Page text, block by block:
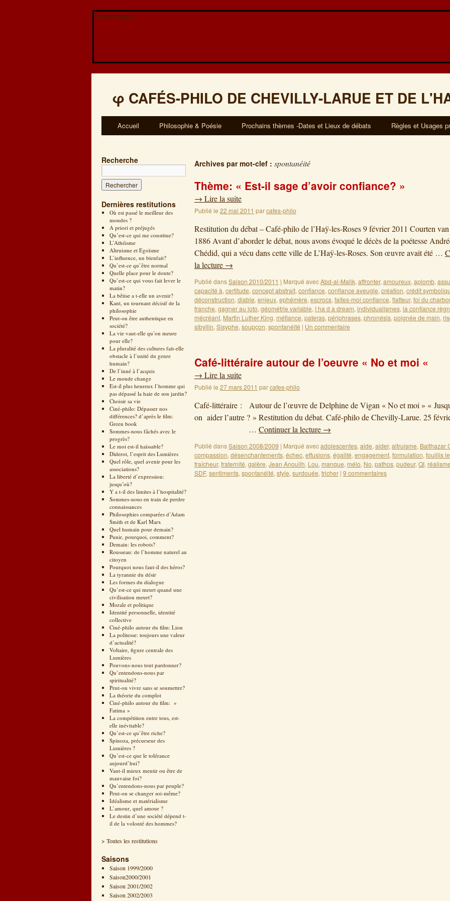
Veuillez patienter...
φ CAFÉS-PHILO DE CHEVILLY-LARUE ET DE
Accueil Philosophie & Poésie Prochains thèmes -Dates et Lieux de débats Règles et Usages
Recherche
Dernières restitutions
Où est passé le meilleur des
mondes ?
A priori et préjugés
Qu’est-ce qui me constitue?
L’Athéisme
Altruisme et Egoïsme
L’influence, un bienfait?
Qu’est-ce qu’être normal
Quelle place pour le doute?
Qu’est-ce qui vous fait lever le
matin?
La bêtise a t-elle un avenir?
Kant, un tournant décisif de la
philosophie
Peut-on être authentique en
société?
La vie vaut-elle qu’on meure
pour elle?
La pluralité des cultures fait-elle
obstacle à l’unité du genre
humain?
De l’inné à l’acquis
Le monde change
Est-il plus heureux l’homme qui
pas dépassé la haie de son jardin?
Choisir sa vie
Ciné-philo: Dépasser nos
différences? d’après le film:
Green book
Sommes-nous fâchés avec le
progrès?
Le moi est-il haïssable?
Diderot, l’esprit des Lumières
Quel rôle, quel avenir pour les
associations?
La liberté d’expression:
jusqu’où?
Y a t-il des limites à l’hospitalité?
Sommes-nous en train de perdre
connaissances
Philosophies comparées d’Adam
Smith et de Karl Marx
Quel humain pour demain?
Punir, pourquoi, comment?
Demain: les robots?
Rousseau: de l’homme naturel au
citoyen
Pourquoi nous faut-il des héros?
La tyrannie du désir
Les formes du dialogue
Qu’est-ce qui meurt quand une
civilisation meurt?
Morale et politique
Identité personnelle, identité
collective
Ciné-philo autour du film: Lion
La politesse: toujours une valeur
d’actualité?
Voltaire, figure centrale des
Lumières
Pouvons-nous tout pardonner?
Qu’entendons-nous par
spiritualité?
Peut-on vivre sans se soumettre?
La théorie du complot
Ciné-philo autour du film: »
Fatima »
La compétition entre tous, est-
elle inévitable?
Qu’est-ce qu’être riche?
Spinoza, précurseur des
Lumières ?
Qu’est-ce que le tolérance
aujourd’hui?
Vaut-il mieux mentir ou être de
mauvaise foi?
Qu’entendons-nous par peuple?
Peut-on se changer soi-même?
Idéalisme et matérialisme
L’amour, quel amour ?
Le destin d’une société dépend t-
il de la volonté des hommes?
> Toutes les restitutions
Saisons
Saison 1999/2000
Saison2000/2001
Saison 2001/2002
Saison 2002/2003
Archives par mot-clef : spontanéité
Thème: « Est-il sage d’avoir confiance? »
→ Lire la suite
Publié le 22 mai 2011 parcafes-philo
Restitution du débat – Café-philo de l’Haÿ-les-Roses 9 février 2011 Courten
1886 Avant d’aborder le débat, nous avons évoqué le décès de la poétesse
Chédid, qui a vécu dans cette ville de L’Haÿ-les-Roses. Son œuvre avait été …
la lecture →
Publié dansSaison 2010/2011 | Marqué avecAbd-al-Malik, affronter, amoureux, aplomb,
capacité à, certitude, concept abstrait, confiance, confiance aveugle, création, crédit
déconstruction, diable, enjeux, ephémère, escrocs, faites-moi confiance, flatteur, foi du
franche, gagner au loto, géométrie variable, I ha d a dream, individualismes, la confiance
mécréant, Martin Luther King, méfiance, pateras, périphrases, phronésis, poignée de main,
sibyllin, Sisyphe, soupçon, spontanéité | Un commentaire
Café-littéraire autour de l’oeuvre « No et moi «
→ Lire la suite
Publié le 27 mars 2011 parcafes-philo
Café-littéraire : Autour de l’œuvre de Delphine de Vigan « No et moi » «
on aider l’autre ? » Restitution du débat. Café-philo de Chevilly-Larue. 25
… Continuer la lecture →
Publié dansSaison 2008/2009 | Marqué avecadolescentes, aide, aider, altruisme, Balthazar
compassion, désenchantements, échec, effusions, égalité, engagement, formulation, fouillis
fraîcheur, fraternité, galère, Jean Anouilh, Lou, manque, mélo, No, pathos, pudeur, QI, réalisme
SDF, sentiments, spontanéité, style, surdouée, tricher | 9 commentaires